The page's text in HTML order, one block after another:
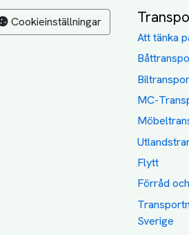
Cookieinställningar
Att tänka
MC-
Flytt
Förråd
Sverige